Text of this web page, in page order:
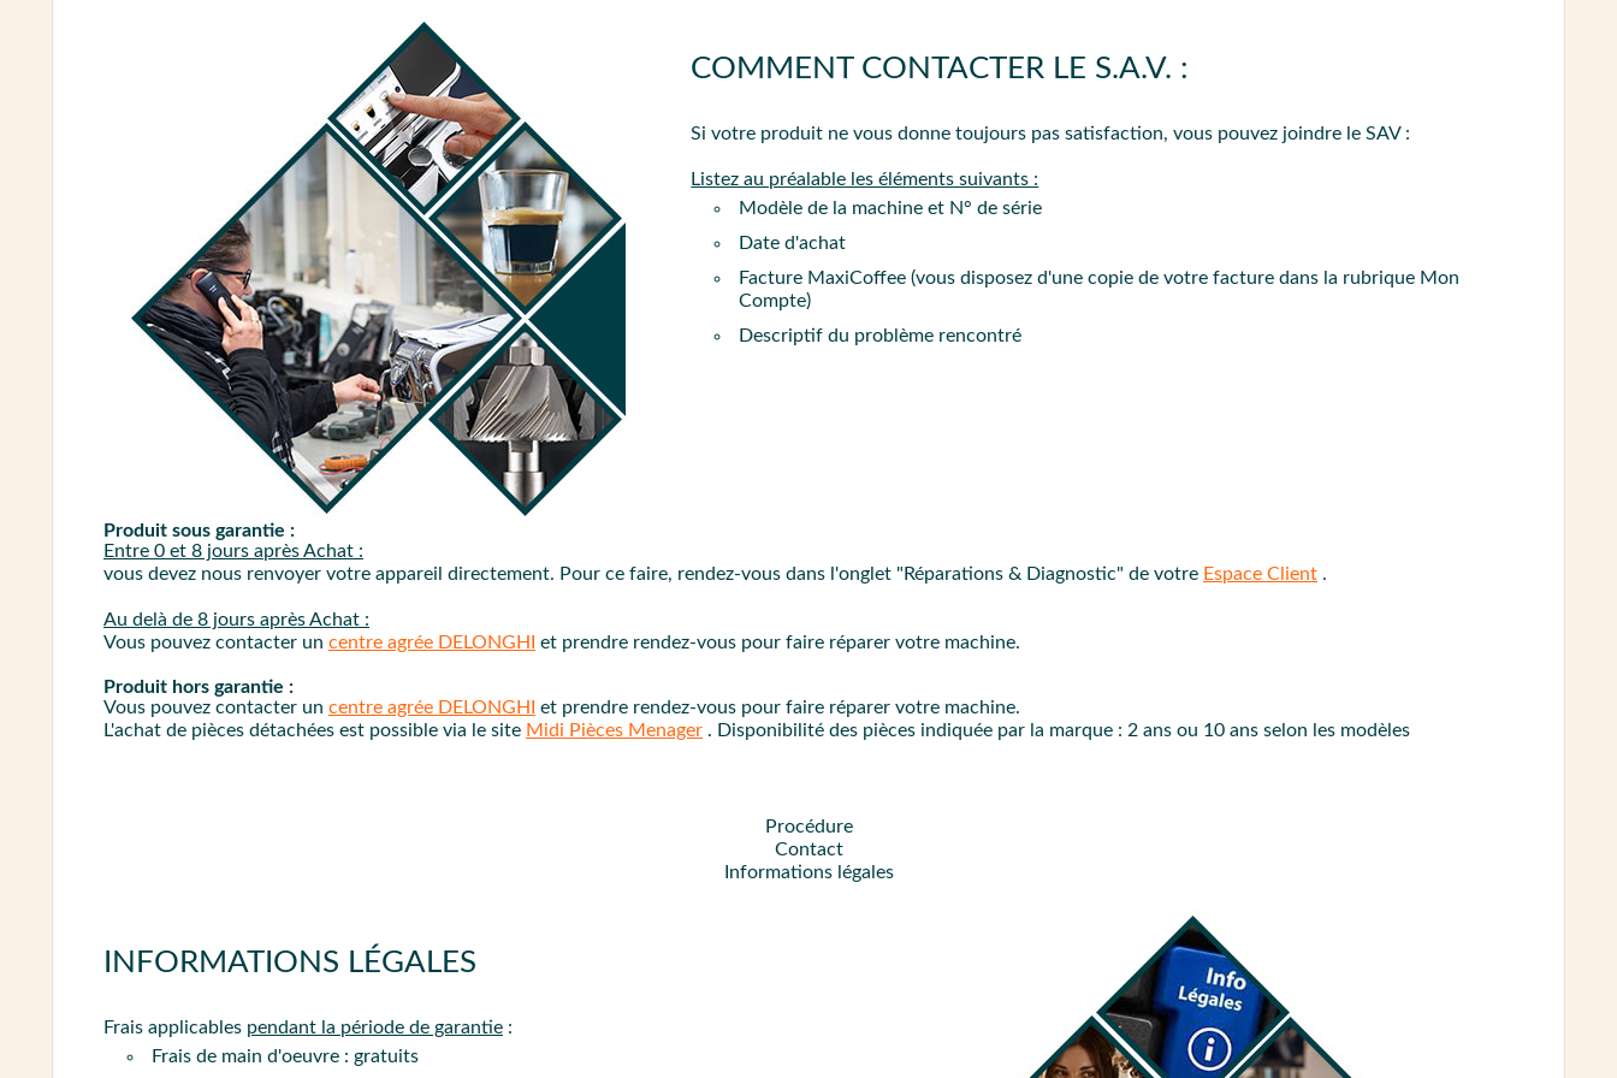
nettoiera et détartrera les composants de votre machine.
Machines “Backflushable” (possédant une électrovanne 3 voies)
S'il s'agit d'une fuite au niveau du porte-filtre, il vous faut remplacer le joint de groupe. Il s'agit d'un consommable que vous devez changer régulièrement.
Retrouvez les joints de groupe disponibles ici
.
Dans tous les cas, munissez-vous d'un filtre aveugle ou borgne (filtre sans trou) et de
en profondeur de votre groupe en respectant le cycle d'entretien et de rinçage. Nettoyez ensuite vos filtres et porte-filtres. .
Machines Non “Backflushable”
S'il s'agit d'une fuite au niveau du porte-filtre, il vous faut remplacer le joint de groupe. Il s'agit d'un consommable que vous devez changer régulièrement.
Retrouvez les joints de groupe disponibles ici.
Dans tous les cas, munissez-vous d'unebrosse d'entretien
PROCÉDURE DE CONTACT
qui permet de nettoyer votre moulin et les meules, celles-ci seront démontables plus aisément afin de procéder à un nettoyage plus profond.
COMMENT CONTACTER LE S.A.V. :
Si votre produit ne vous donne toujours pas satisfaction, vous pouvez joindre le SAV :
Listez au préalable les éléments suivants :
Modèle de la machine et N° de série
Date d'achat
Facture MaxiCoffee (vous disposez d'une copie de votre facture dans la rubrique Mon
Compte)
Descriptif du problème rencontré
Produit sous garantie :
Entre 0 et 8 jours après Achat :
vous devez nous renvoyer votre appareil directement. Pour ce faire, rendez-vous dans l'onglet "Réparations & Diagnostic" de votre Espace Client .
Au delà de 8 jours après Achat :
Vous pouvez contacter un centre agrée DELONGHI et prendre rendez-vous pour faire réparer votre machine.
Produit hors garantie :
Vous pouvez contacter un centre agrée DELONGHI
et prendre rendez-vous pour faire réparer votre machine.
L'achat de pièces détachées est possible via le site Midi Pièces Menager . Disponibilité des pièces indiquée par la marque : 2 ans ou 10 ans selon les modèles
Procédure
Contact
Informations légales
INFORMATIONS LÉGALES
Frais applicables pendant la période de garantie :
Frais de main d'oeuvre : gratuits